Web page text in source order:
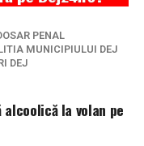
PENAL
MUNICIPIULUI DEJ
DEJ
alcoolică la volan pe